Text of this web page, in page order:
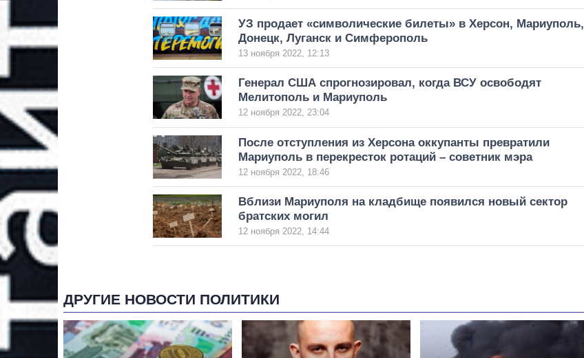
УЗ продает «символические билеты» в Херсон, Мариуполь,
Донецк, Луганск и Симферополь
13 ноября 2022, 12:13
Генерал США спрогнозировал, когда ВСУ освободят
Мелитополь и Мариуполь
12 ноября 2022, 23:04
После отступления из Херсона оккупанты превратили
Мариуполь в перекресток ротаций – советник мэра
12 ноября 2022, 18:46
Вблизи Мариуполя на кладбище появился новый сектор
братских могил
12 ноября 2022, 14:44
ДРУГИЕ НОВОСТИ ПОЛИТИКИ